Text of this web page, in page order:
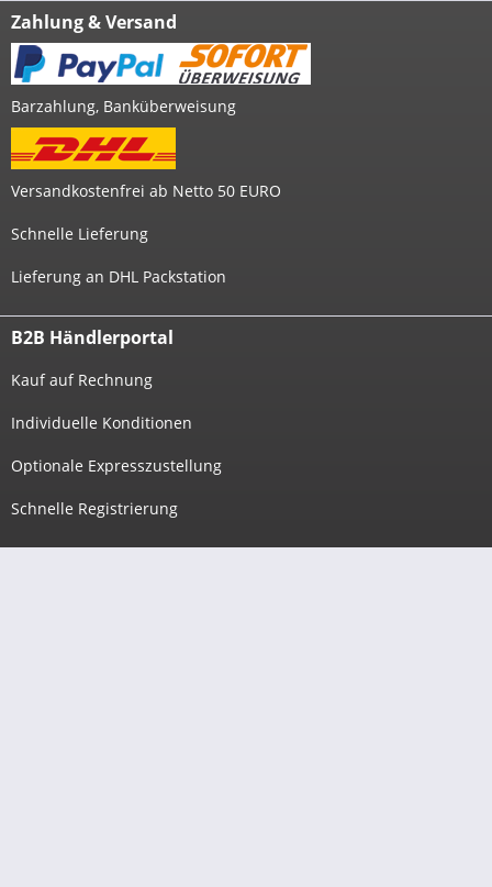
Zahlung & Versand
Barzahlung, Banküberweisung
Versandkostenfrei ab Netto 50 EURO
Schnelle Lieferung
Lieferung an DHL Packstation
B2B Händlerportal
Kauf auf Rechnung
Individuelle Konditionen
Optionale Expresszustellung
Schnelle Registrierung